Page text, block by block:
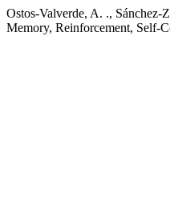
Ostos-Valverde, A. .,
Memory, Reinforcement, Self-